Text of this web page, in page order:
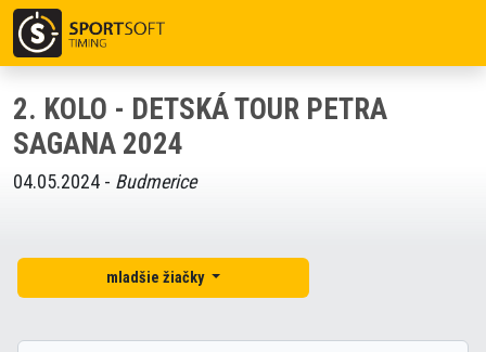
2. KOLO - DETSKÁ TOUR PETRA
SAGANA 2024
04.05.2024 - Budmerice
mladšie žiačky